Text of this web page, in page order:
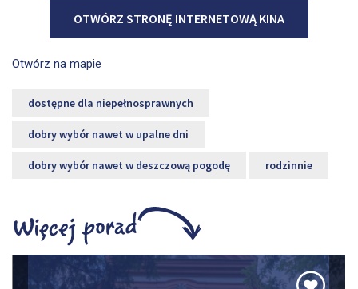
OTWÓRZ STRONĘ INTERNETOWĄ KINA
Otwórz na mapie
dostępne dla niepełnosprawnych
dobry wybór nawet w upalne dni
dobry wybór nawet w deszczową pogodę rodzinnie